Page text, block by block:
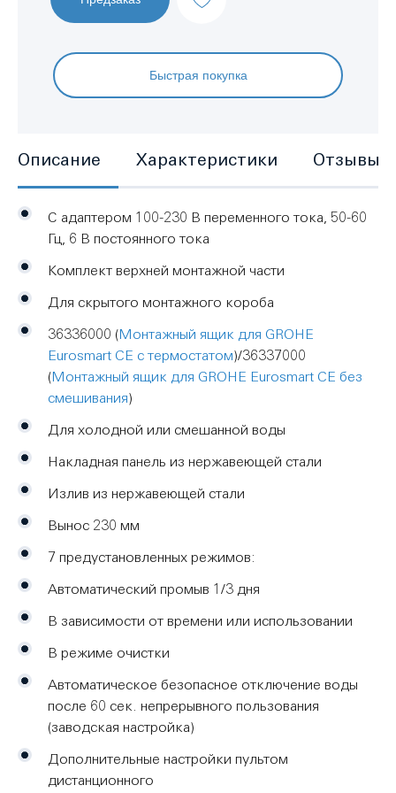
Быстрая покупка
Описание
С адаптером 100-230 В переменного тока, 50-60
Гц, 6 В постоянного тока
Комплект верхней монтажной части
Для скрытого монтажного короба
36336000 (Монтажный ящик для GROHE
Eurosmart CE с термостатом)/36337000
(Монтажный ящик для GROHE Eurosmart CE без
смешивания)
Для холодной или смешанной воды
Накладная панель из нержавеющей стали
Излив из нержавеющей стали
Вынос 230 мм
7 предустановленных режимов:
Автоматический промыв 1/3 дня
В зависимости от времени или использовании
В режиме очистки
Автоматическое безопасное отключение воды
после 60 сек. непрерывного пользования
(заводская настройка)
Дополнительные настройки пультом
дистанционного
Характеристики Отзывы